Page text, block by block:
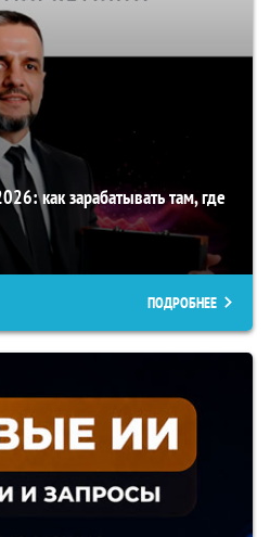
как зарабатывать там, где
ПОДРОБНЕЕ